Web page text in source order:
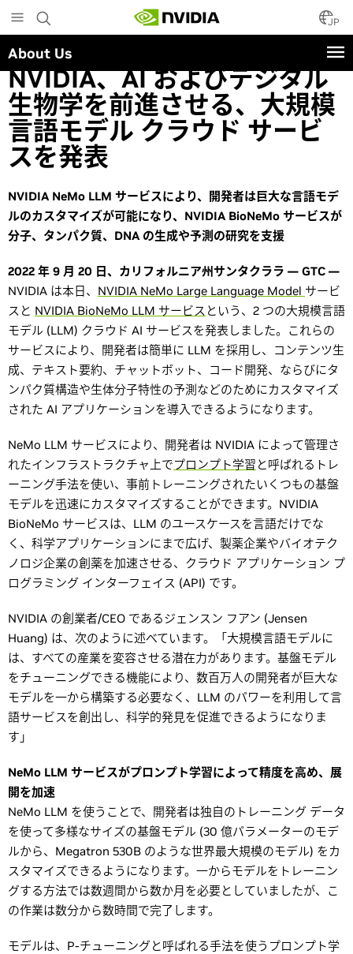
to
main
content
JP
About Us
NVIDIA、AI およびデジタル
生物学を前進させる、大規模
言語モデル クラウド サービ
スを発表
NVIDIA NeMo LLM サービスにより、開発者は巨大な言語モデ
ルのカスタマイズが可能になり、NVIDIA BioNeMo サービスが
分子、タンパク質、DNA の生成や予測の研究を支援
2022 年 9 月 20 日、カリフォルニア州サンタクララ — GTC —
NVIDIA は本日、 NVIDIA NeMo Large Language Model サービ
スと NVIDIA BioNeMo LLM サービス という、2 つの大規模言語
モデル (LLM) クラウド AI サービスを発表しました。これらの
サービスにより、開発者は簡単に LLM を採用し、コンテンツ生
成、テキスト要約、チャットボット、コード開発、ならびにタ
ンパク質構造や生体分子特性の予測などのためにカスタマイズ
された AI アプリケーションを導入できるようになります。
NeMo LLM サービスにより、開発者は NVIDIA によって管理さ
れたインフラストラクチャ上でプロンプト学習 と呼ばれるトレ
ーニング手法を使い、事前トレーニングされたいくつもの基盤
モデルを迅速にカスタマイズすることができます。NVIDIA
BioNeMo サービスは、LLM のユースケースを言語だけでな
く、科学アプリケーションにまで広げ、製薬企業やバイオテク
ノロジ企業の創薬を加速させる、クラウド アプリケーション プ
ログラミング インターフェイス (API) です。
NVIDIA の創業者/CEO であるジェンスン フアン (Jensen
Huang) は、次のように述べています。「大規模言語モデルに
は、すべての産業を変容させる潜在力があります。基盤モデル
をチューニングできる機能により、数百万人の開発者が巨大な
モデルを一から構築する必要なく、LLM のパワーを利用して言
語サービスを創出し、科学的発見を促進できるようになりま
す」
NeMo LLM サービスがプロンプト学習によって精度を高め、展
開を加速
NeMo LLM を使うことで、開発者は独自のトレーニング データ
を使って多様なサイズの基盤モデル (30 億パラメーターのモデ
ルから、Megatron 530B のような世界最大規模のモデル) をカ
スタマイズできるようになります。一からモデルをトレーニン
グする方法では数週間から数か月を必要としていましたが、こ
の作業は数分から数時間で完了します。
モデルは、P-チューニングと呼ばれる手法を使うプロンプト学